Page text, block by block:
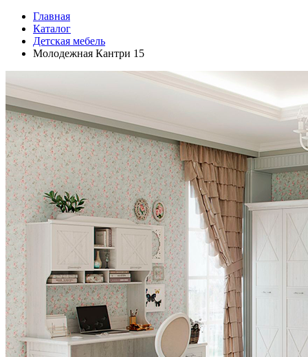
Главная
Каталог
Детская мебель
Молодежная Кантри 15